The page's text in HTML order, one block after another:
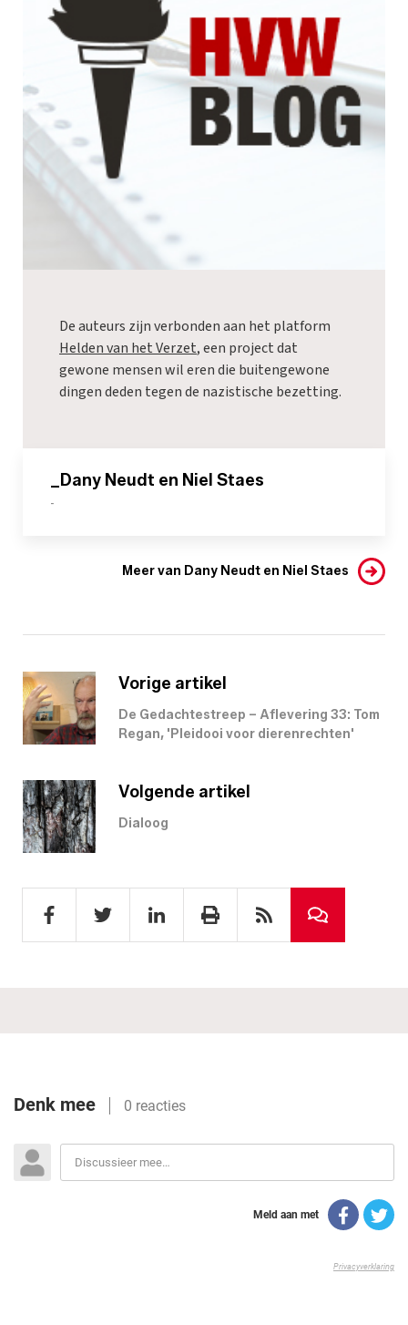
De auteurs zijn verbonden aan het platform
Helden van het Verzet, een project dat
gewone mensen wil eren die buitengewone
dingen deden tegen de nazistische bezetting.
_Dany Neudt en Niel Staes
-
Meer van Dany Neudt en Niel Staes
Vorige artikel
De Gedachtestreep – Aflevering 33: Tom
Regan, 'Pleidooi voor dierenrechten'
Volgende artikel
Dialoog